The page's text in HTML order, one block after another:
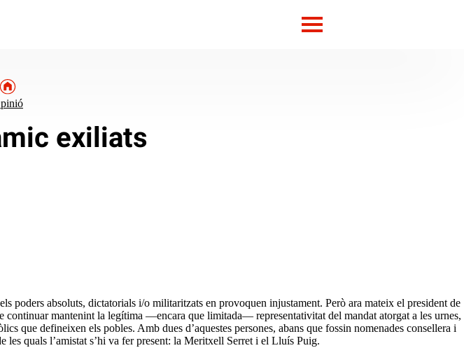
exiliats
poders absoluts, dictatorials i/o militaritzats en provoquen injustament. Però ara mateix el president de
continuar mantenint la legítima —encara que limitada— representativitat del mandat atorgat a les urnes,
que defineixen els pobles. Amb dues d’aquestes persones, abans que fossin nomenades consellera i
quals l’amistat s’hi va fer present: la Meritxell Serret i el Lluís Puig.